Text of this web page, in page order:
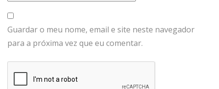
Guardar o meu nome, email e site neste navegador
para a próxima vez que eu comentar.